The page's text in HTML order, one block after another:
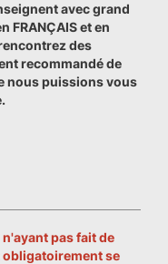
avec grand
FRANÇAIS et en
des
recommandé de
nous puissions vous
pas fait de
se